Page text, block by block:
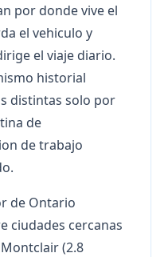
por donde vive el
el vehiculo y
el viaje diario.
historial
distintas solo por
de
de trabajo
de Ontario
ciudades cercanas
(2.8